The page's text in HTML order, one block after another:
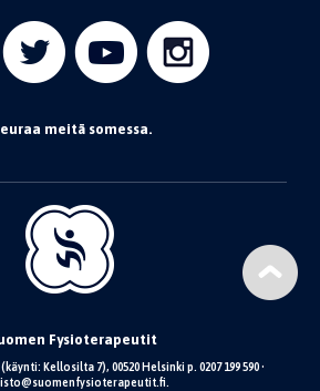
meitä somessa.
Fysioterapeutit
Kellosilta 7), 00520 Helsinki p. 0207 199 590 •